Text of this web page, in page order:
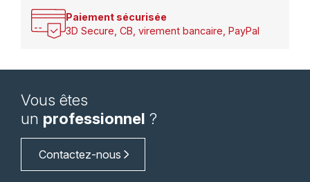
Paiement sécurisée
3D Secure, CB, virement bancaire, PayPal
Vous êtes
un professionnel ?
Contactez-nous